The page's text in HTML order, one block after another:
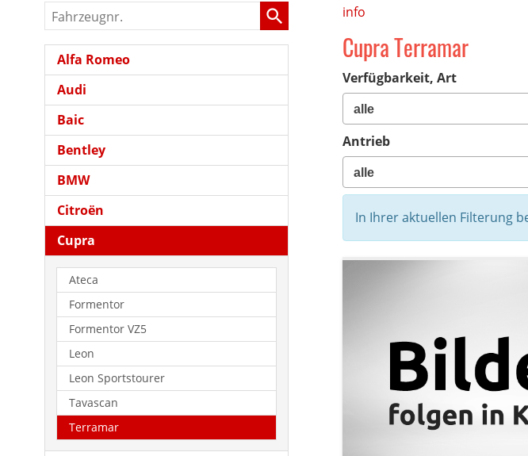
info
Cupra Terramar
Verfügbarkeit, Art
Antrieb
In Ihrer aktuellen Filterung
Fahrzeugnr.
Alfa Romeo
Audi
Baic
Bentley
BMW
Citroën
Cupra
Ateca
Formentor
Formentor VZ5
Leon
Leon Sportstourer
Tavascan
Terramar